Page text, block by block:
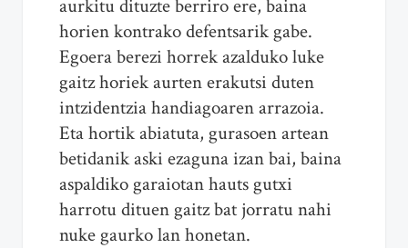
aurkitu dituzte berriro ere, baina
horien kontrako defentsarik gabe.
Egoera berezi horrek azalduko luke
gaitz horiek aurten erakutsi duten
intzidentzia handiagoaren arrazoia.
Eta hortik abiatuta, gurasoen artean
betidanik aski ezaguna izan bai, baina
aspaldiko garaiotan hauts gutxi
harrotu dituen gaitz bat jorratu nahi
nuke gaurko lan honetan.